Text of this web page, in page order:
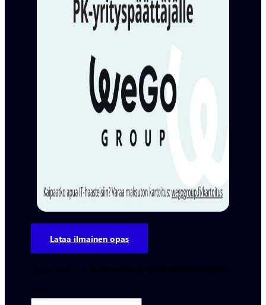
Lataa ilmainen opas
Täytä tiedot ja saat oppaan heti sähköpostiisi
Nimi